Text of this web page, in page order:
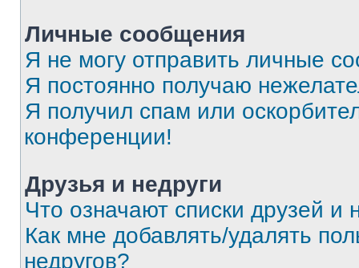
Личные сообщения
Я не могу отправить личные
Я постоянно получаю
Я получил спам или
конференции!
Друзья и недруги
Что означают списки друзей и
Как мне добавлять/удалять
недругов?